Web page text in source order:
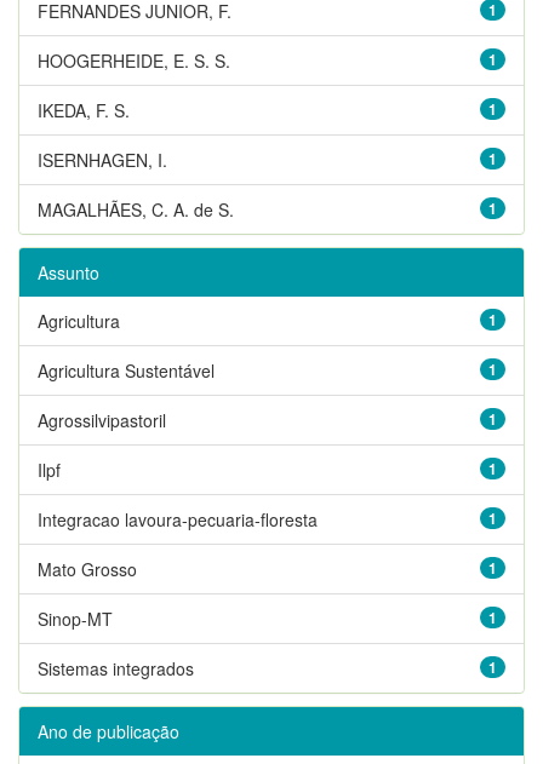
1
FERNANDES JUNIOR, F.
1
HOOGERHEIDE, E. S. S.
1
IKEDA, F. S.
1
ISERNHAGEN, I.
1
MAGALHÃES, C. A. de S.
Assunto
1
Agricultura
1
Agricultura Sustentável
1
Agrossilvipastoril
1
Ilpf
1
Integracao lavoura-pecuaria-floresta
1
Mato Grosso
1
Sinop-MT
1
Sistemas integrados
Ano de publicação